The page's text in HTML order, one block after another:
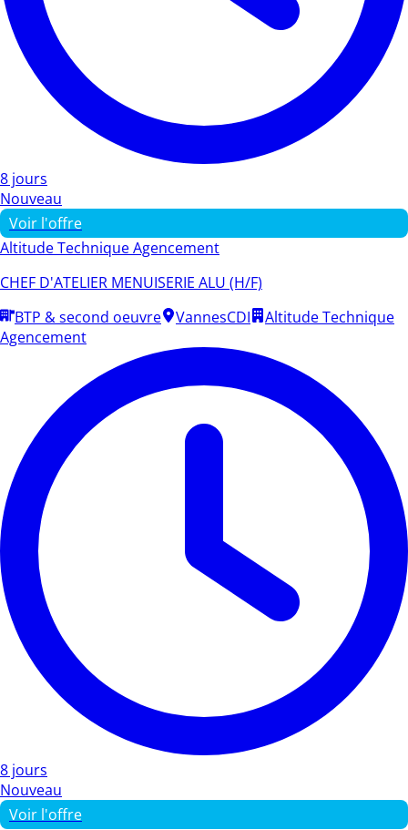
8 jours
Nouveau
Voir l'offre
Altitude Technique Agencement
CHEF D'ATELIER MENUISERIE ALU (H/F)
BTP & second oeuvre
VannesCDI
Altitude Technique
Agencement
8 jours
Nouveau
Voir l'offre